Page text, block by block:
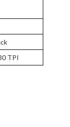
TPI